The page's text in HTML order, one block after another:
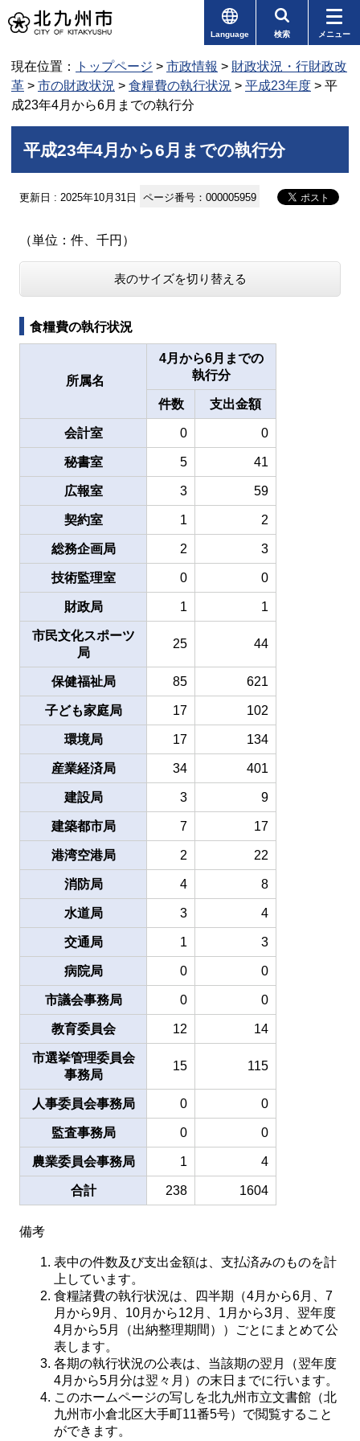
Language 検索 メニュー
現在位置： トップページ > 市政情報 > 財政状況・行財政改
革 > 市の財政状況 > 食糧費の執行状況 > 平成23年度 > 平
成23年4月から6月までの執行分
平成23年4月から6月までの執行分
更新日 : 2025年10月31日 ページ番号：000005959
（単位：件、千円）
表のサイズを切り替える
食糧費の執行状況
所属名
4月から6月までの
執行分
件数 支出金額
会計室 0 0
秘書室 5 41
広報室 3 59
契約室 1 2
総務企画局 2 3
技術監理室 0 0
財政局 1 1
市民文化スポーツ
局
25 44
保健福祉局 85 621
子ども家庭局 17 102
環境局 17 134
産業経済局 34 401
建設局 3 9
建築都市局 7 17
港湾空港局 2 22
消防局 4 8
水道局 3 4
交通局 1 3
病院局 0 0
市議会事務局 0 0
教育委員会 12 14
市選挙管理委員会
事務局
15 115
人事委員会事務局 0 0
監査事務局 0 0
農業委員会事務局 1 4
合計 238 1604
備考
表中の件数及び支出金額は、支払済みのものを計
上しています。
食糧諸費の執行状況は、四半期（4月から6月、7
月から9月、10月から12月、1月から3月、翌年度
4月から5月（出納整理期間））ごとにまとめて公
表します。
各期の執行状況の公表は、当該期の翌月（翌年度
4月から5月分は翌々月）の末日までに行います。
このホームページの写しを北九州市立文書館（北
九州市小倉北区大手町11番5号）で閲覧すること
ができます。